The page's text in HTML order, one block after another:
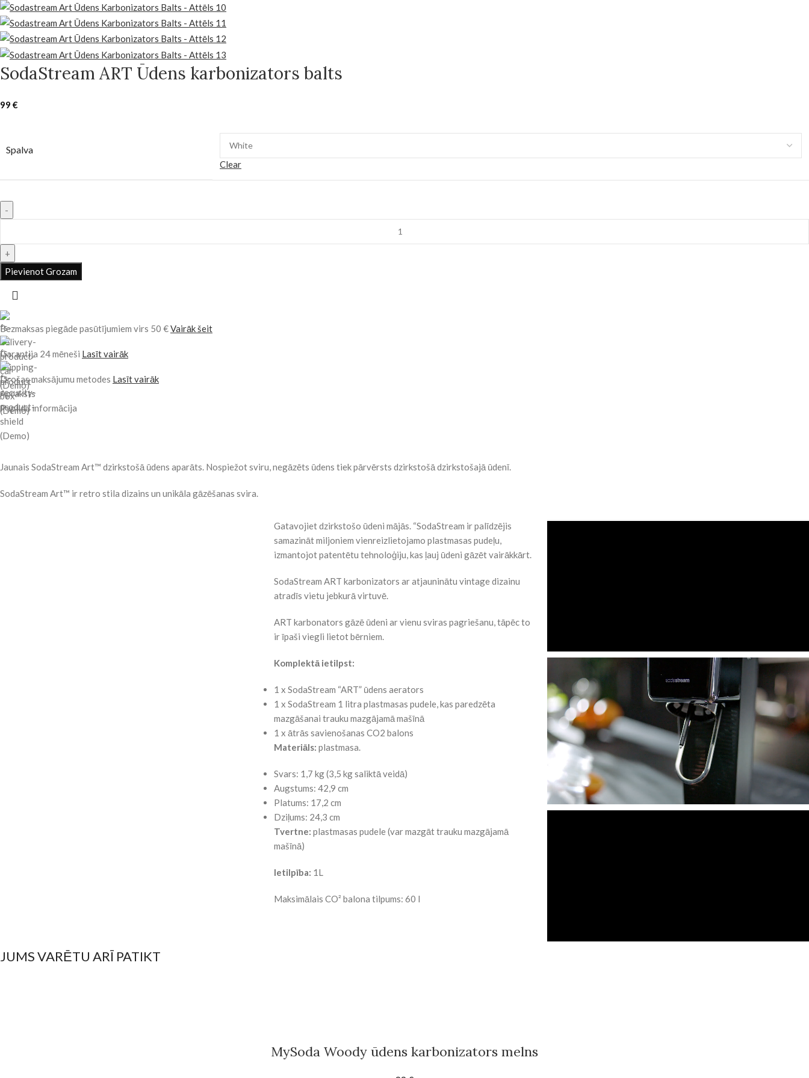
SodaStream ART Ūdens karbonizators balts
99 €
Spalva
Clear
Pievienot Grozam
Bezmaksas piegāde pasūtījumiem virs 50 €Vairāk šeit
Garantija 24 mēneši Lasīt vairāk
Drošas maksājumu metodes Lasīt vairāk
Apraksts
Papildu informācija
Jaunais SodaStream Art™ dzirkstošā ūdens aparāts. Nospiežot sviru, negāzēts ūdens tiek pārvērsts dzirkstošā dzirkstošajā ūdenī.
SodaStream Art™ ir retro stila dizains un unikāla gāzēšanas svira.
Gatavojiet dzirkstošo ūdeni mājās. “SodaStream ir palīdzējis
samazināt miljoniem vienreizlietojamo plastmasas pudeļu,
izmantojot patentētu tehnoloģiju, kas ļauj ūdeni gāzēt vairākkārt.
SodaStream ART karbonizators ar atjauninātu vintage dizainu
atradīs vietu jebkurā virtuvē.
ART karbonators gāzē ūdeni ar vienu sviras pagriešanu, tāpēc to
ir īpaši viegli lietot bērniem.
Komplektā ietilpst:
1 x SodaStream “ART” ūdens aerators
1 x SodaStream 1 litra plastmasas pudele, kas paredzēta
mazgāšanai trauku mazgājamā mašīnā
1 x ātrās savienošanas CO2 balons
Materiāls: plastmasa.
Svars: 1,7 kg (3,5 kg saliktā veidā)
Augstums: 42,9 cm
Platums: 17,2 cm
Dziļums: 24,3 cm
Tvertne: plastmasas pudele (var mazgāt trauku mazgājamā
mašīnā)
Ietilpība: 1L
Maksimālais CO² balona tilpums: 60 l
JUMS VARĒTU ARĪ PATIKT
MySoda Woody ūdens karbonizators melns